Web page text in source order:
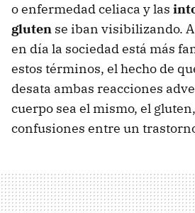
o enfermedad celiaca y las
gluten se iban visibilizando.
en día la sociedad está más
estos términos, el hecho de
desata ambas reacciones
cuerpo sea el mismo, el
confusiones entre un